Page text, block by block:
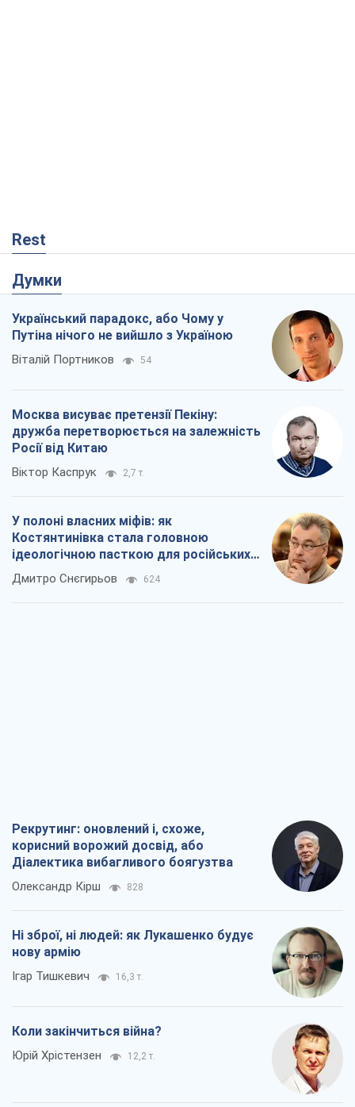
Rest
Думки
Український парадокс, або Чому у
Путіна нічого не вийшло з Україною
Віталій Портников 54
Москва висуває претензії Пекіну:
дружба перетворюється на залежність
Росії від Китаю
Віктор Каспрук 2,7 т.
У полоні власних міфів: як
Костянтинівка стала головною
ідеологічною пасткою для російських
окупантів
Дмитро Снєгирьов 624
Рекрутинг: оновлений і, схоже,
корисний ворожий досвід, або
Діалектика вибагливого боягузтва
Олександр Кірш 828
Ні зброї, ні людей: як Лукашенко будує
нову армію
Ігар Тишкевич 16,3 т.
Коли закінчиться війна?
Юрій Хрістензен 12,2 т.